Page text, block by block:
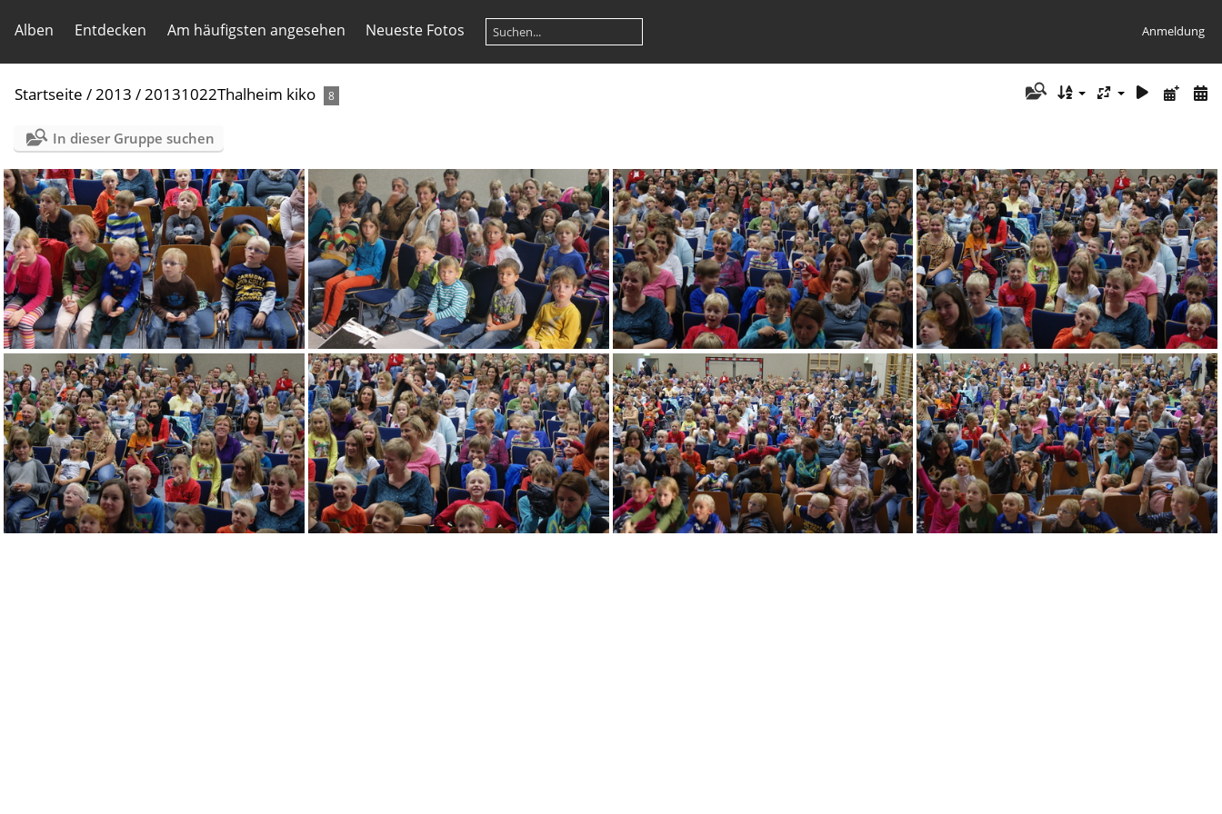
Alben Entdecken Am häufigsten angesehen Neueste Fotos Anmeldung
Startseite /2013 /20131022Thalheim kiko 8
In dieser Gruppe suchen
DSC09299 DSC09300 DSC09302 DSC09303